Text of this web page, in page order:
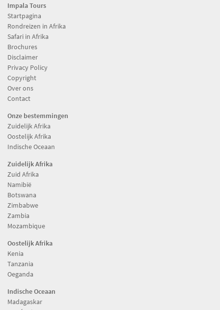
Impala Tours
Startpagina
Rondreizen in Afrika
Safari in Afrika
Brochures
Disclaimer
Privacy Policy
Copyright
Over ons
Contact
Onze bestemmingen
Zuidelijk Afrika
Oostelijk Afrika
Indische Oceaan
Zuidelijk Afrika
Zuid Afrika
Namibië
Botswana
Zimbabwe
Zambia
Mozambique
Oostelijk Afrika
Kenia
Tanzania
Oeganda
Indische Oceaan
Madagaskar